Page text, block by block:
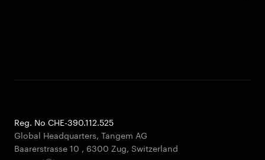
Reg. No CHE-390.112.525
Global Headquarters, Tangem AG
Baarerstrasse 10 , 6300 Zug, Switzerland